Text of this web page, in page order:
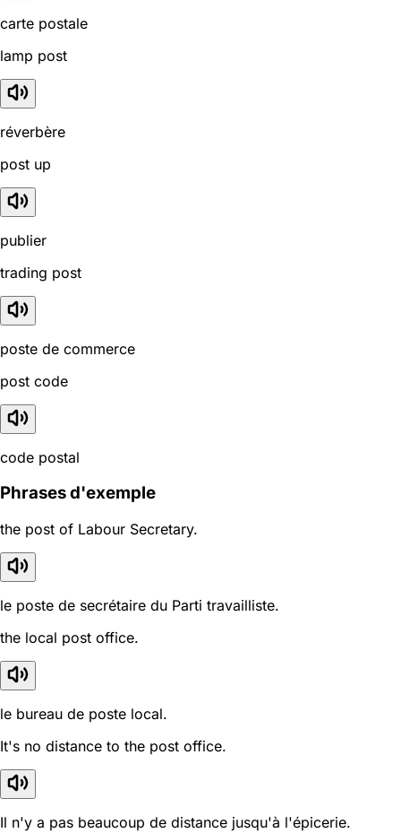
carte postale
lamp post
réverbère
post up
publier
trading post
poste de commerce
post code
code postal
Phrases d'exemple
the post of Labour Secretary.
le poste de secrétaire du Parti travailliste.
the local post office.
le bureau de poste local.
It's no distance to the post office.
Il n'y a pas beaucoup de distance jusqu'à l'épicerie.